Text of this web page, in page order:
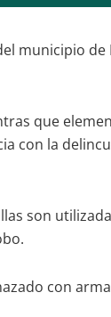
municipio
que
con la
son
con